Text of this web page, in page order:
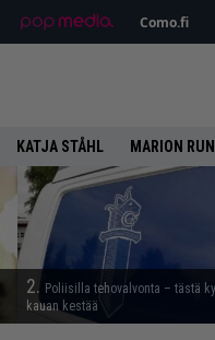
Como.fi
KATJA STÅHL MARION
2. Poliisilla tehovalvonta – tästä
kauan kestää